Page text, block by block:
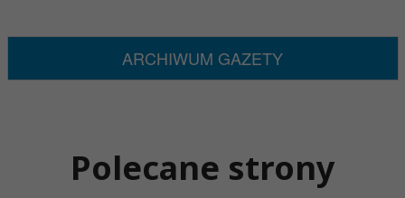
ARCHIWUM GAZETY
Polecane strony